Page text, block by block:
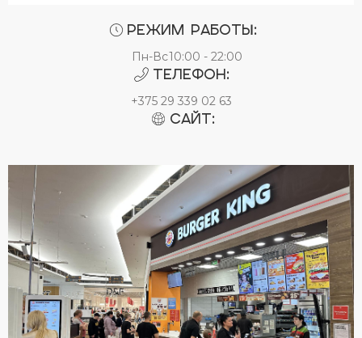
Режим работы:
Пн-Вс10:00 - 22:00
Телефон:
+375 29 339 02 63
Сайт: